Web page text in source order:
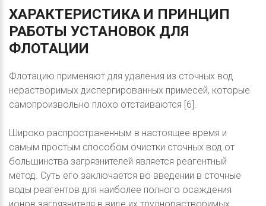
ХАРАКТЕРИСТИКА И ПРИНЦИП
РАБОТЫ УСТАНОВОК ДЛЯ
ФЛОТАЦИИ
Флотацию применяют для удаления из сточных вод
нерастворимых диспергированных примесей, которые
самопроизвольно плохо отстаиваются [6].
Широко распространенным в настоящее время и
самым простым способом очистки сточных вод от
большинства загрязнителей является реагентный
метод. Суть его заключается во введении в сточные
воды реагентов для наиболее полного осаждения